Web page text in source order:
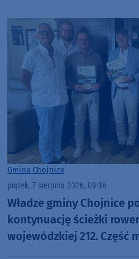
Gmina Chojnice
piątek, 7 sierpnia 2026, 09:36
Władze gminy Chojnice
kontynuację ścieżki
wojewódzkiej 212. Część